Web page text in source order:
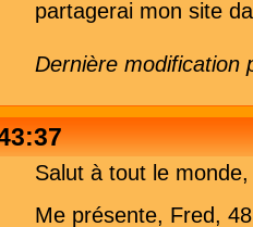
partagerai mon site
Dernière modification
Salut à tout le monde,
Me présente, Fred,